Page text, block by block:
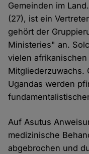
Gemeinden im
(27), ist ein
gehört der
Ministeries" an.
vielen
Mitgliederzuwachs.
Ugandas werden
Auf Asutus
medizinische
abgebrochen und